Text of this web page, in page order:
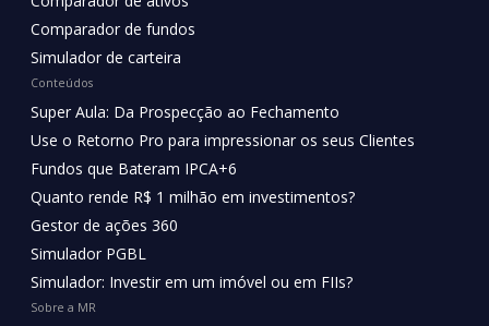
Comparador de fundos
Simulador de carteira
Conteúdos
Super Aula: Da Prospecção ao Fechamento
Use o Retorno Pro para impressionar os seus Clientes
Fundos que Bateram IPCA+6
Quanto rende R$ 1 milhão em investimentos?
Gestor de ações 360
Simulador PGBL
Simulador: Investir em um imóvel ou em FIIs?
Sobre a MR